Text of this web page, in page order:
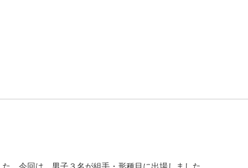
。今回は、男子３名が組手・形種目に出場しました。